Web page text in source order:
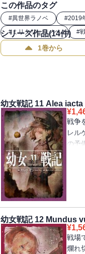
この作品のタグ
#異世界ラノベ #2019
# ミリタリーラノベ #
シリーズ作品(14件)
1巻から
幼女戦記 11 Alea iacta
¥
戦争
レル
の予
盟
幼女戦記 12 Mundus
¥
戦場
爛れ